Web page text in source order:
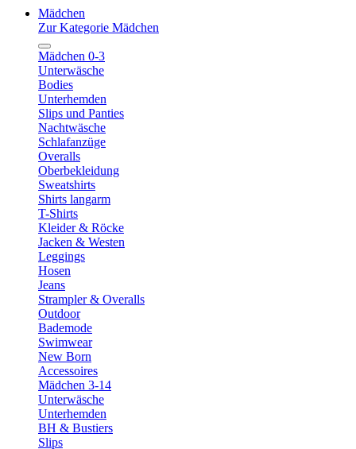
Mädchen
Zur Kategorie Mädchen
Mädchen 0-3
Unterwäsche
Bodies
Unterhemden
Slips und Panties
Nachtwäsche
Schlafanzüge
Overalls
Oberbekleidung
Sweatshirts
Shirts langarm
T-Shirts
Kleider & Röcke
Jacken & Westen
Leggings
Hosen
Jeans
Strampler & Overalls
Outdoor
Bademode
Swimwear
New Born
Accessoires
Mädchen 3-14
Unterwäsche
Unterhemden
BH & Bustiers
Slips